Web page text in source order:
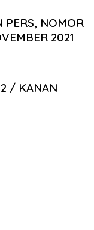
PERS, NOMOR
2021
/ KANAN